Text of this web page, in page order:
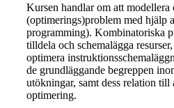
Kursen handlar om att
(optimerings)problem med hjälp
programming). Kombinatoriska
tilldela och schemalägga
optimera
de grundläggande begreppen
utökningar, samt dess relation
optimering.